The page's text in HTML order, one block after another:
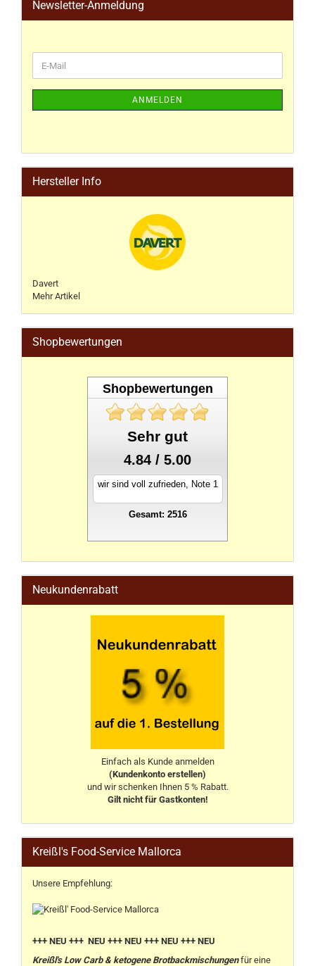
Newsletter-Anmeldung
ANMELDEN
Hersteller Info
Davert
Mehr Artikel
Shopbewertungen
Shopbewertungen
Sehr gut
4.84 / 5.00
wir sind voll zufrieden, Note 1
Gesamt: 2516
Neukundenrabatt
Einfach als Kunde anmelden
(Kundenkonto erstellen)
und wir schenken Ihnen 5 % Rabatt.
Gilt nicht für Gastkonten!
Kreißl's Food-Service Mallorca
Unsere Empfehlung:
+++ NEU +++ NEU +++ NEU +++ NEU +++ NEU
Kreißl's Low Carb & ketogene Brotbackmischungenfür eine